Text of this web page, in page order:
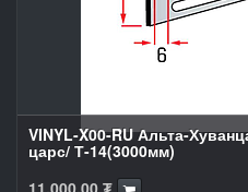
VINYL-X00-RU Альта-
царс/ Т-14(3000мм)
11,000.00 ₮